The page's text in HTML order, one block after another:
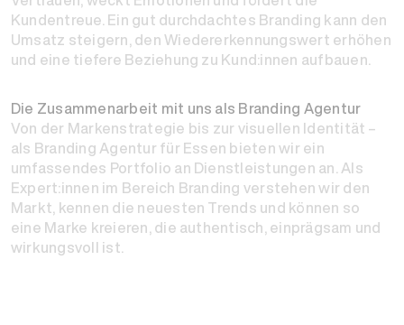
Kundentreue. Ein gut durchdachtes Branding kann den
Umsatz steigern, den Wiedererkennungswert erhöhen
und eine tiefere Beziehung zu Kund:innen aufbauen.
Die Zusammenarbeit mit uns als Branding Agentur
Von der Markenstrategie bis zur visuellen Identität –
als Branding Agentur für Essen bieten wir ein
umfassendes Portfolio an Dienstleistungen an. Als
Expert:innen im Bereich Branding verstehen wir den
Markt, kennen die neuesten Trends und können so
eine Marke kreieren, die authentisch, einprägsam und
wirkungsvoll ist.